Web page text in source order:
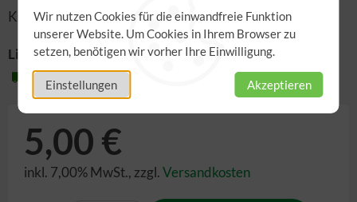
Wir nutzen Cookies für die einwandfreie Funktion
unserer Website. Um Cookies in Ihrem Browser zu
setzen, benötigen wir vorher Ihre Einwilligung.
Einstellungen Akzeptieren
Kulturelle Veranstaltungen April bis Juni 2024
Lieferzeit:
2-3 Werktage
5,00 €
inkl. 7,00% MwSt., zzgl.Versandkosten